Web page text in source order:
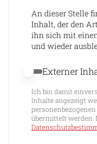
An dieser Stelle
Inhalt, der den
ihn sich mit
und wieder
Externer Inhalt
Externer
Ich bin damit
Inhalte angezeigt
übermittelt werden.